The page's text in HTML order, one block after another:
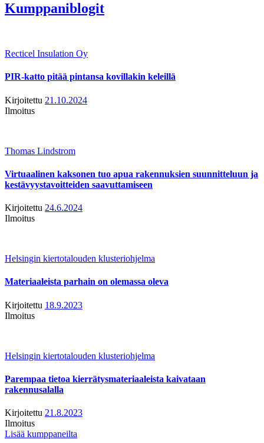
Kumppaniblogit
Recticel Insulation Oy
PIR-katto pitää pintansa kovillakin keleillä
Kirjoitettu 21.10.2024
Ilmoitus
Thomas Lindstrom
Virtuaalinen kaksonen tuo apua rakennuksien suunnitteluun ja
kestävyystavoitteiden saavuttamiseen
Kirjoitettu 24.6.2024
Ilmoitus
Helsingin kiertotalouden klusteriohjelma
Materiaaleista parhain on olemassa oleva
Kirjoitettu 18.9.2023
Ilmoitus
Helsingin kiertotalouden klusteriohjelma
Parempaa tietoa kierrätysmateriaaleista kaivataan
rakennusalalla
Kirjoitettu 21.8.2023
Ilmoitus
Lisää kumppaneilta